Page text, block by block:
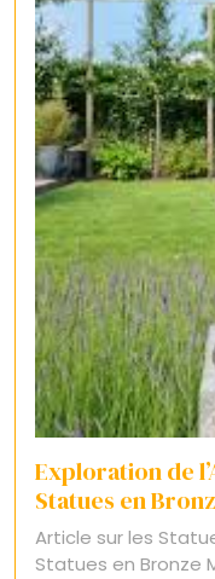
Exploration de
Statues en
Article sur les
Statues en Bronze